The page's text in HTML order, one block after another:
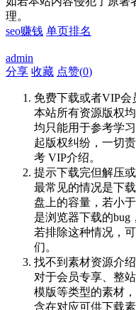
理。
seo赚钱 单页排名
admin
分享 收藏 点赞(0)
免费下载或者VIP会
本站所有资源版权
均只能用于参考学
起版权纠纷，一切
考 VIP介绍。
提示下载完但解压
最常见的情况是下
盘上的容量，若小
是浏览器下载的bug
若排除这种情况，
们。
找不到素材资源介
对于会员专享、整
模版等类型的素材
含在对应可供下载